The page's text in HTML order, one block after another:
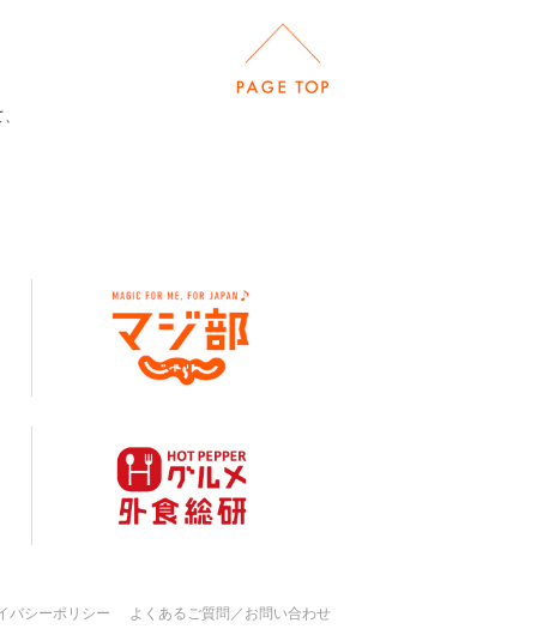
バシーポリシー よくあるご質問／お問い合わせ